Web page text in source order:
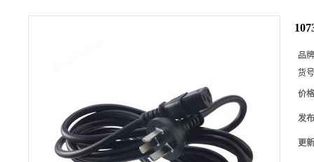
品
货
价
发
更